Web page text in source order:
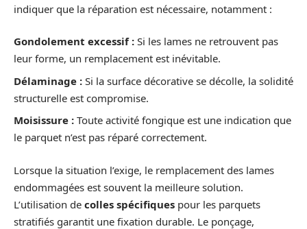
indiquer que la réparation est nécessaire, notamment :
Gondolement excessif : Si les lames ne retrouvent pas
leur forme, un remplacement est inévitable.
Délaminage : Si la surface décorative se décolle, la solidité
structurelle est compromise.
Moisissure : Toute activité fongique est une indication que
le parquet n’est pas réparé correctement.
Lorsque la situation l’exige, le remplacement des lames
endommagées est souvent la meilleure solution.
L’utilisation de colles spécifiques pour les parquets
stratifiés garantit une fixation durable. Le ponçage,